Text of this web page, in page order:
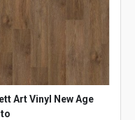
Art Vinyl New Age